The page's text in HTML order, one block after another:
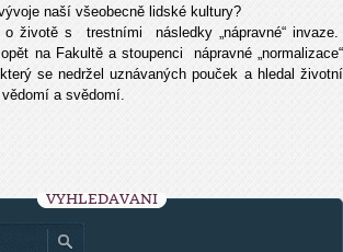
naší všeobecně lidské kultury?
o životě s trestními následky „nápravné“ invaze.
na Fakultě a stoupenci nápravné „normalizace“
se nedržel uznávaných pouček a hledal životní
a svědomí.
VYHLEDÁVÁNÍ